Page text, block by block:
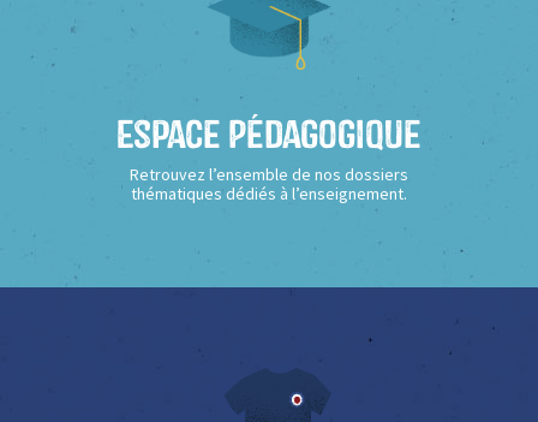
Espace Pédagogique
Retrouvez l’ensemble de nos dossiers
thématiques dédiés à l’enseignement.